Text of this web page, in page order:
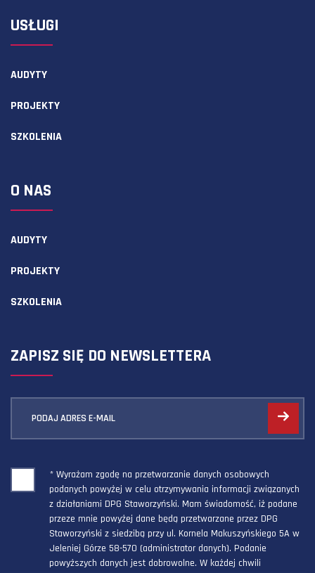
USŁUGI
AUDYTY
PROJEKTY
SZKOLENIA
O NAS
AUDYTY
PROJEKTY
SZKOLENIA
ZAPISZ SIĘ DO NEWSLETTERA
PODAJ ADRES E-MAIL
* Wyrażam zgodę na przetwarzanie danych osobowych
podanych powyżej w celu otrzymywania informacji związanych
z działaniami DPG Staworzyński. Mam świadomość, iż podane
przeze mnie powyżej dane będą przetwarzane przez DPG
Staworzyński z siedzibą przy ul. Kornela Makuszyńskiego 5A w
Jeleniej Górze 58-570 (administrator danych). Podanie
powyższych danych jest dobrowolne. W każdej chwili